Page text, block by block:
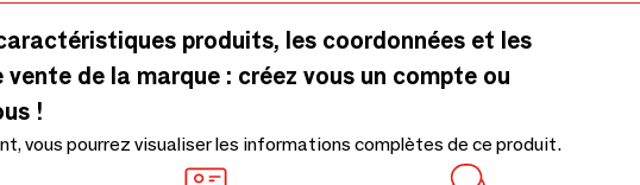
produits, les coordonnées et les
de la marque : créez vous un compte ou
!
vous pourrez visualiser les informations complètes de ce produit.